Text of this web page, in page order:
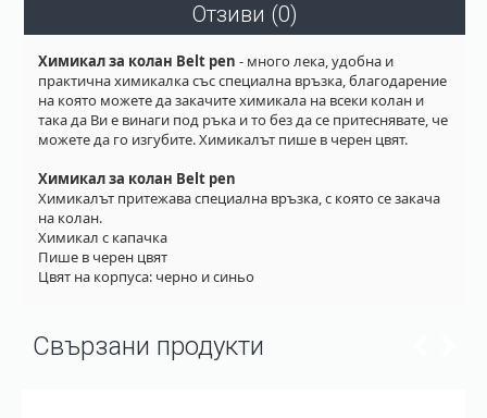
Отзиви (0)
Химикал за колан Belt pen - много лека, удобна и
практична химикалка със специална връзка, благодарение
на която можете да закачите химикала на всеки колан и
така да Ви е винаги под ръка и то без да се притеснявате, че
можете да го изгубите. Химикалът пише в черен цвят.
Химикал за колан Belt pen
Химикалът притежава специална връзка, с която се закача
на колан.
Химикал с капачка
Пише в черен цвят
Цвят на корпуса: черно и синьо
Свързани продукти